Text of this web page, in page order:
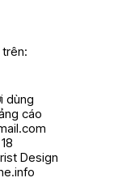
dùng
cáo
Design